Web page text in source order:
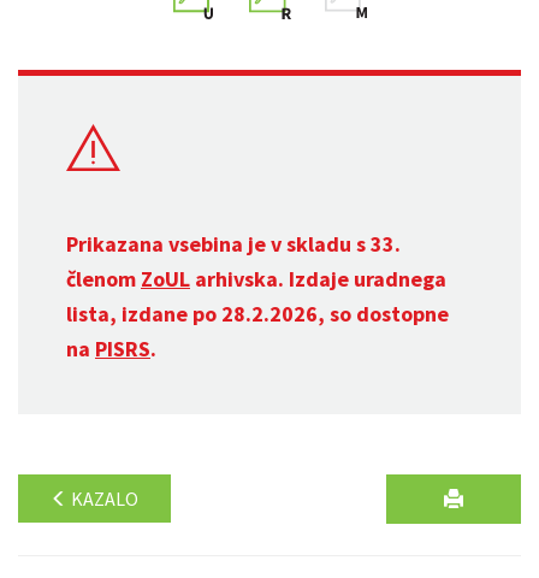
Prikazana vsebina je v skladu s 33.
členom ZoUL arhivska. Izdaje uradnega
lista, izdane po 28.2.2026, so dostopne
na PISRS.
KAZALO